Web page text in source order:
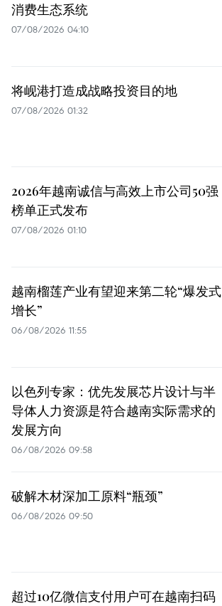
消费生态系统
07/08/2026 04:10
将岘港打造成战略投资目的地
07/08/2026 01:32
2026年越南诚信与高效上市公司50强
榜单正式发布
07/08/2026 01:10
越南榴莲产业有望迎来第二轮“爆发式
增长”
06/08/2026 11:55
以色列专家：优先发展芯片设计与半
导体人力资源是符合越南实际需求的
发展方向
06/08/2026 09:58
破解木材深加工原料“瓶颈”
06/08/2026 09:50
超过10亿微信支付用户可在越南扫码